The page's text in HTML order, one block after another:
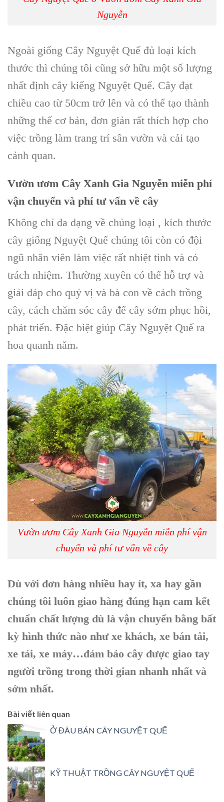
Nguyễn
Ngoài giống Cây Nguyệt Quế đủ loại kích
thước thì chúng tôi cũng sở hữu một số lượng
nhất định cây kiểng Nguyệt Quế. Cây đạt
chiều cao từ 50cm trở lên và có thể tạo thành
những thế cơ bản, đơn giản rất thích hợp cho
việc trồng làm trang trí sân vườn và cải tạo
cảnh quan.
Vườn ươm Cây Xanh Gia Nguyễn miễn phí
vận chuyển và phí tư vấn về cây
Không chỉ đa dạng về chủng loại , kích thước
cây giống Nguyệt Quế chúng tôi còn có đội
ngũ nhân viên làm việc rất nhiệt tình và có
trách nhiệm. Thường xuyên có thể hỗ trợ và
giải đáp cho quý vị và bà con về cách trồng
cây, cách chăm sóc cây để cây sớm phục hồi,
phát triển. Đặc biệt giúp Cây Nguyệt Quế ra
hoa quanh năm.
Vườn ươm Cây Xanh Gia Nguyễn miễn phí vận
chuyển và phí tư vấn về cây
Dù với đơn hàng nhiều hay ít, xa hay gần
chúng tôi luôn giao hàng đúng hạn cam kết
chuẩn chất lượng dù là vận chuyển bằng bất
kỳ hình thức nào như xe khách, xe bán tải,
xe tải, xe máy…đảm bảo cây được giao tay
người trồng trong thời gian nhanh nhất và
sớm nhất.
Bài viết liên quan
Ở ĐÂU BÁN CÂY NGUYỆT QUẾ
KỸ THUẬT TRỒNG CÂY NGUYỆT QUẾ